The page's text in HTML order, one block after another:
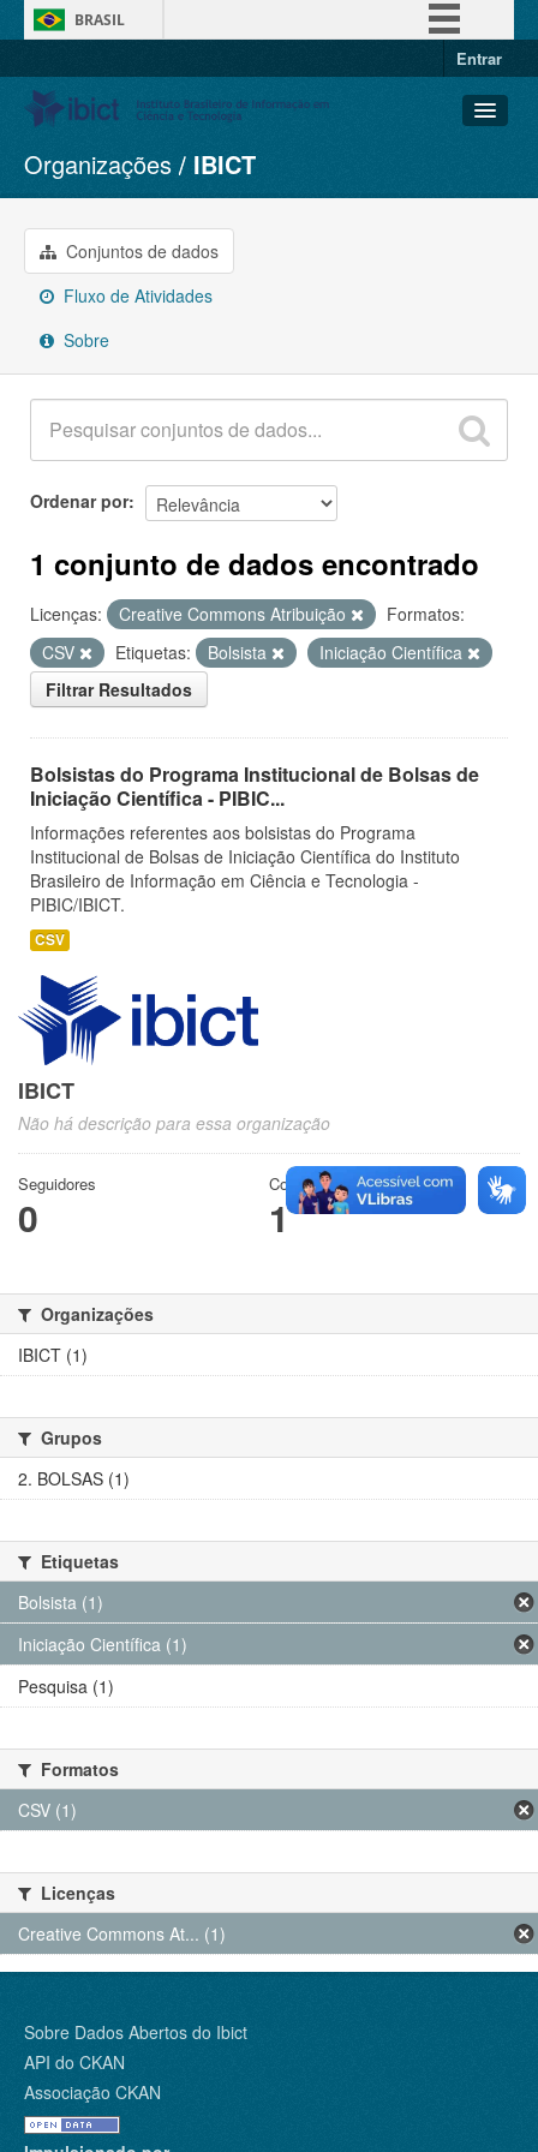
BRASIL
Entrar
Conjuntos de dados
Organizações
Grupos
Sobre
Organizações IBICT
Conjuntos de dados
Fluxo de Atividades
Sobre
Ordenar por
1 conjunto de dados encontrado
Licenças: Creative Commons Atribuição
Formatos:
CSV
Etiquetas: Bolsista
Iniciação Científica
Filtrar Resultados
Bolsistas do Programa Institucional de Bolsas de
Iniciação Científica - PIBIC...
Informações referentes aos bolsistas do Programa
Institucional de Bolsas de Iniciação Científica do Instituto
Brasileiro de Informação em Ciência e Tecnologia -
PIBIC/IBICT.
CSV
IBICT
Não há descrição para essa organização
Seguidores
0
Conjuntos de dados
1
Organizações
IBICT (1)
Grupos
2. BOLSAS (1)
Etiquetas
Bolsista (1)
Iniciação Científica (1)
Pesquisa (1)
Formatos
CSV (1)
Licenças
Creative Commons At... (1)
Sobre Dados Abertos do Ibict
API do CKAN
Associação CKAN